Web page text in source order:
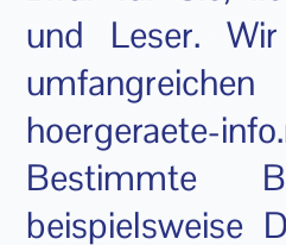
und Leser.
hoergeraete-
Bestimmte
beispielsweise